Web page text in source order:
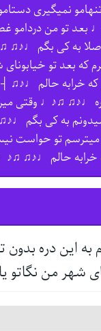
نمیگیری
تو من دردامو
به کی بگم ♩♪♫ ♫♪♩
که بعد تو
که خرابه حالم
♩♪♫ ♫♪♩ وقتی
به کی بگم
تو حواست
خرابه حالم ♩♪♫
این دره بدون
شهر من نگاتو